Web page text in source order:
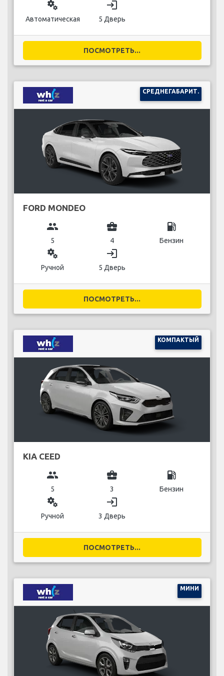
miscellaneous_services
Автоматическая
login
5 Дверь
ПОСМОТРЕТЬ...
СРЕДНЕГАБАРИТ.
FORD MONDEO
group
5
business_center
4
local_gas_station
Бензин
miscellaneous_services
Ручной
login
5 Дверь
ПОСМОТРЕТЬ...
КОМПАКТЫЙ
KIA CEED
group
5
business_center
3
local_gas_station
Бензин
miscellaneous_services
Ручной
login
3 Дверь
ПОСМОТРЕТЬ...
МИНИ